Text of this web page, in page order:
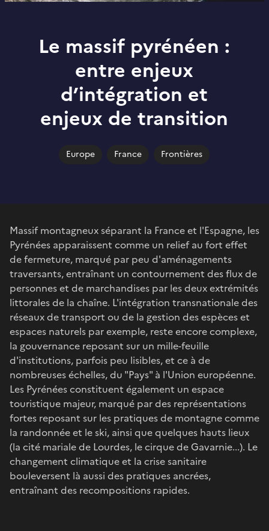
Le massif pyrénéen :
entre enjeux
d’intégration et
enjeux de transition
Europe France Frontières
Massif montagneux séparant la France et l'Espagne, les
Pyrénées apparaissent comme un relief au fort effet
de fermeture, marqué par peu d'aménagements
traversants, entraînant un contournement des flux de
personnes et de marchandises par les deux extrémités
littorales de la chaîne. L'intégration transnationale des
réseaux de transport ou de la gestion des espèces et
espaces naturels par exemple, reste encore complexe,
la gouvernance reposant sur un mille-feuille
d'institutions, parfois peu lisibles, et ce à de
nombreuses échelles, du "Pays" à l'Union européenne.
Les Pyrénées constituent également un espace
touristique majeur, marqué par des représentations
fortes reposant sur les pratiques de montagne comme
la randonnée et le ski, ainsi que quelques hauts lieux
(la cité mariale de Lourdes, le cirque de Gavarnie...). Le
changement climatique et la crise sanitaire
bouleversent là aussi des pratiques ancrées,
entraînant des recompositions rapides.